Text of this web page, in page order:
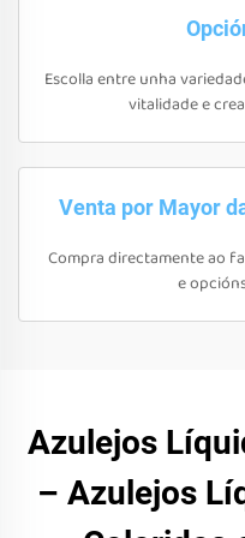
Escolla entre unha
vitalidade e
Venta por Mayor
Compra directamente ao
e
Azulejos
– Azulejos